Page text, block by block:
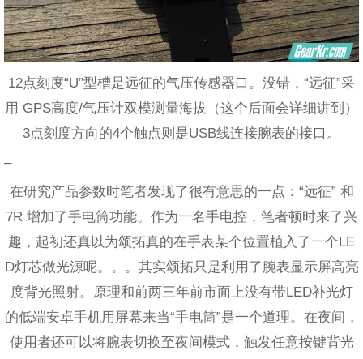
12点刻度“U”型槽是远征的气压传感器口。没错，“远征”采
用 GPS高度/气压计双模测量海拔（这个后面会详细讲到）
3点刻度方向的4个触点则是USB线连接腕表的接口。
–
在研究产品参数时笔者发现了很有意思的一点：“远征” 和
7R 增加了手电筒功能。作为一名手电控，笔者顿时来了兴
趣，起初还真以为颂拓真的在手表某个位置植入了一个LE
D灯芯做光源呢。。。其实颂拓只是利用了腕表显示屏高亮
度背光照射。原理和前两三年前市面上没有带LED补光灯
的低端安卓手机用屏幕来当“手电筒”是一个道理。在夜间，
使用者还可以将腕表切换至夜间模式，触发任意按键背光